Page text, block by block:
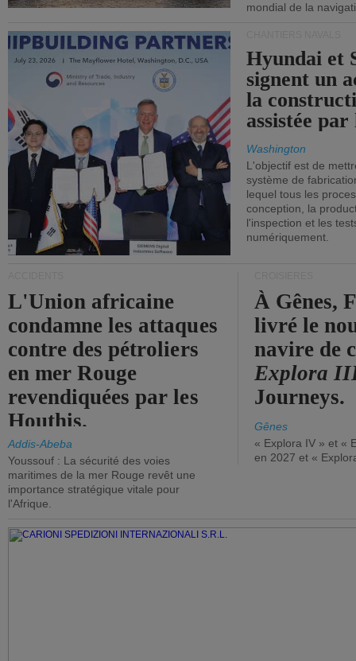
mondial de la
Hyundai et
signent un
la
assistée
Washington
L'objectif est de
système de
lequel tous les
conception, la
l'inspection et les
numériquement.
L'Union africaine
condamne les attaques
contre des pétroliers
en mer Rouge
revendiquées par les
Houthis.
Addis-Abeba
Youssouf : La sécurité des voies
maritimes de la mer Rouge revêt une
importance stratégique vitale pour
l'Afrique.
À Gênes,
livré le
navire de
Explora
Journeys.
Gênes
« Explora IV » et «
en 2027 et «